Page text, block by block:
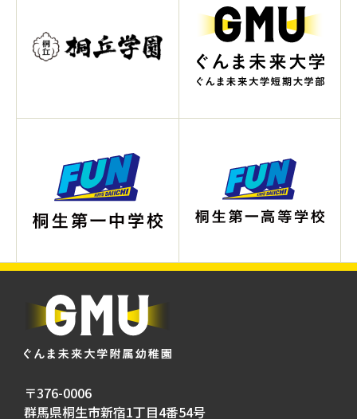
〒376-0006
群馬県桐生市新宿1丁目4番54号